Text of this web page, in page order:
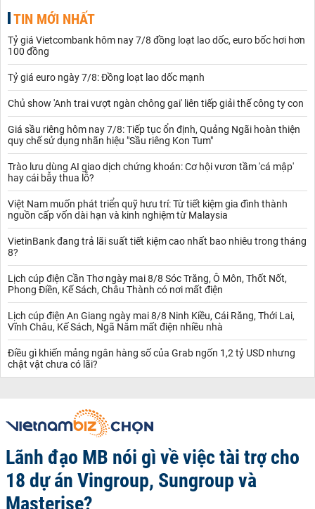
hàng thương mại cổ phần Đông á bank niêm yết ở hai chiều mua
Trên thị trường kim loại quí khác, giá bạc giảm 0,3% xuống 15,07
USD/ounce, trong khi giá bạch kim giảm 2,5% xuống 765,10 USD.
Theo đó, giá bạc đã ghi nhận các tín hiệu kém tích cực khi chấp
nhận mất 1,9% xuống dưới mức 16,78 USD/ounce, và giảm hơn
7% trong tuần, mức giảm sâu nhất kể so với nhiều phiên giao dịch
trước đó.
Giá vàngthế giới trong phiên GD cũng đã giảm 2% xuống mức
thấp, theo đó ghi nhận tuần giảm mạnh nhất trong gần ba năm.
Phân loại giá bạc ta, 925 hàng thật và giả mạo chính xác
nhất
Khái niệm Bạc ta được các chuyên gia định nghĩa chính là loại
bạc có chứa hàm lượng bạc nguyên chất chiếm đến 99% (chỉ 1%
là tạp chất klhác). Một số khu vực các tỉnh thành còn có tên gọi
khác chính là bạc 99.99%.
Bạc ta có tính vật lý rất dễ nhận dạng bao gồm: Rất mềm, màu
sắc đặc trưng và vô cùng dẻo. Trong trường hợp nếu chưa được
lâu chùi hay đánh bóng thì dễ thấy bạc sẽ có màu trắng bạc và
đục, không bị rỉ sét.
chỉ 92.5%, còn 7.5% chứa hỗn hợp các tạp chất kim loại khác như
sắt, đồng, kẽm...nên thường có giá bán không cao so với loại bạc
ta, tuỳ theo khả năng tài chính mà bạn có thể lựa chọn cho mình
loại bạc phù hợp.
Trên thị trường có nhiều cửa hàng kinh doanh các loại bạc Thái,
Sự biến động từtỷ giá usd hôm nay
nhân tố chính khiến cho bạc đang có nhiều biến động khi liên tục
chịu nhiều sức ép thị trường.
Ngoài ra,tỷ giá ngoại tệđang chi phối nền tài chính thế giới bên
cạnh vàng, bạc còn có thêm xăng dầu, khí đốt nhiêu liệu và đóng
vai trò vô cùng quan trọng trong sự bình ổn giá cả thị trường.
TIN MỚI NHẤT
Tỷ giá Vietcombank hôm nay 7/8 đồng loạt lao dốc, euro bốc hơi hơn
100 đồng
Tỷ giá euro ngày 7/8: Đồng loạt lao dốc mạnh
Chủ show 'Anh trai vượt ngàn chông gai' liên tiếp giải thế công ty con
Giá sầu riêng hôm nay 7/8: Tiếp tục ổn định, Quảng Ngãi hoàn thiện
quy chế sử dụng nhãn hiệu "Sầu riêng Kon Tum"
Trào lưu dùng AI giao dịch chứng khoán: Cơ hội vươn tầm 'cá mập'
hay cái bẫy thua lỗ?
Việt Nam muốn phát triển quỹ hưu trí: Từ tiết kiệm gia đình thành
nguồn cấp vốn dài hạn và kinh nghiệm từ Malaysia
VietinBank đang trả lãi suất tiết kiệm cao nhất bao nhiêu trong tháng
8?
Lịch cúp điện Cần Thơ ngày mai 8/8 Sóc Trăng, Ô Môn, Thốt Nốt,
Phong Điền, Kế Sách, Châu Thành có nơi mất điện
Lịch cúp điện An Giang ngày mai 8/8 Ninh Kiều, Cái Răng, Thới Lai,
Vĩnh Châu, Kế Sách, Ngã Năm mất điện nhiều nhà
Điều gì khiến mảng ngân hàng số của Grab ngốn 1,2 tỷ USD nhưng
chật vật chưa có lãi?
Lãnh đạo MB nói gì về việc tài trợ cho
18 dự án Vingroup, Sungroup và
Masterise?